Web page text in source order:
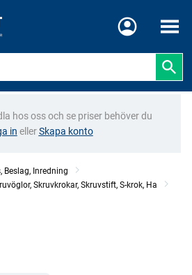
Meny
hos oss och se priser behöver du
in ellerSkapa konto
Beslag, Inredning
Skruvkrokar, Skruvstift, S-krok, Ha